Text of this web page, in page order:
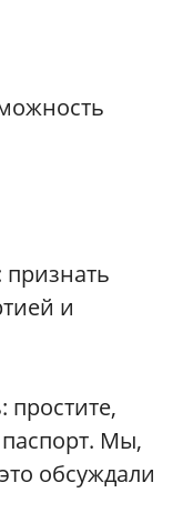
признать
и
простите,
Мы,
обсуждали